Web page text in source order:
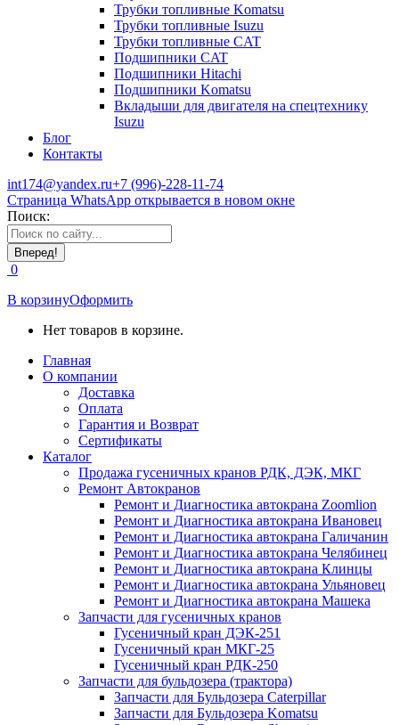
Трубки топливные Komatsu
Трубки топливные Isuzu
Трубки топливные CAT
Подшипники CAT
Подшипники Hitachi
Подшипники Komatsu
Вкладыши для двигателя на спецтехнику
Isuzu
Блог
Контакты
int174@yandex.ru+7 (996)-228-11-74
Страница WhatsApp открывается в новом окне
Поиск:
0
В корзинуОформить
Нет товаров в корзине.
Главная
О компании
Доставка
Оплата
Гарантия и Возврат
Сертификаты
Каталог
Продажа гусеничных кранов РДК, ДЭК, МКГ
Ремонт Автокранов
Ремонт и Диагностика автокрана Zoomlion
Ремонт и Диагностика автокрана Ивановец
Ремонт и Диагностика автокрана Галичанин
Ремонт и Диагностика автокрана Челябинец
Ремонт и Диагностика автокрана Клинцы
Ремонт и Диагностика автокрана Ульяновец
Ремонт и Диагностика автокрана Машека
Запчасти для гусеничных кранов
Гусеничный кран ДЭК-251
Гусеничный кран МКГ-25
Гусеничный кран РДК-250
Запчасти для бульдозера (трактора)
Запчасти для Бульдозера Caterpillar
Запчасти для Бульдозера Komatsu